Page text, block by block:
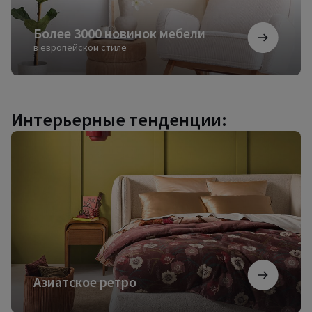
Более 3000 новинок мебели
в европейском стиле
Интерьерные тенденции:
Азиатское ретро
Азиатское